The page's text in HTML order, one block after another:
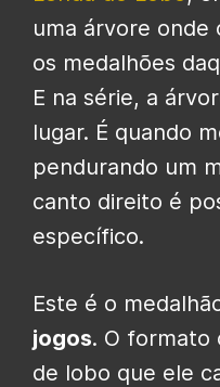
uma árvore onde
os medalhões
E na série, a
lugar. É quando
pendurando um
canto direito é
específico.
Este é o
jogos. O formato
de lobo que ele